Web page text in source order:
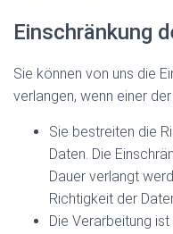
Einschränkung
Sie können von uns die
verlangen, wenn einer
Sie bestreiten die
Daten. Die
Dauer verlangt
Richtigkeit der
Die Verarbeitung